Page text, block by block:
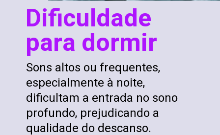
Dificuldade
para dormir
Sons altos ou frequentes,
especialmente à noite,
dificultam a entrada no sono
profundo, prejudicando a
qualidade do descanso.